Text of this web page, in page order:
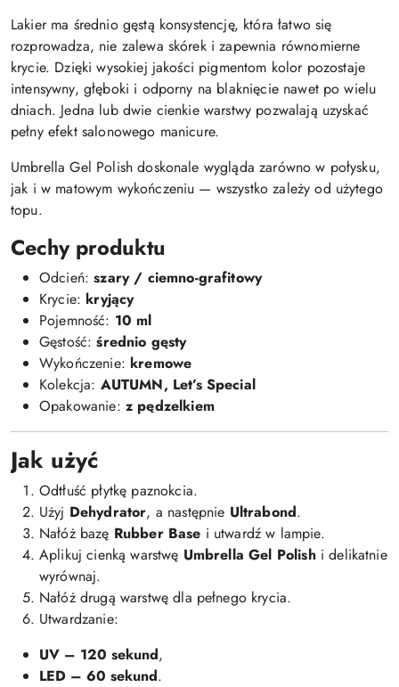
Lakier ma średnio gęstą konsystencję, która łatwo się
rozprowadza, nie zalewa skórek i zapewnia równomierne
krycie. Dzięki wysokiej jakości pigmentom kolor pozostaje
intensywny, głęboki i odporny na blaknięcie nawet po wielu
dniach. Jedna lub dwie cienkie warstwy pozwalają uzyskać
pełny efekt salonowego manicure.
Umbrella Gel Polish doskonale wygląda zarówno w połysku,
jak i w matowym wykończeniu — wszystko zależy od użytego
topu.
Cechy produktu
Odcień:szary / ciemno-grafitowy
Krycie: kryjący
Pojemność: 10 ml
Gęstość:średnio gęsty
Wykończenie: kremowe
Kolekcja: AUTUMN, Let’s Special
Opakowanie: z pędzelkiem
Jak użyć
Odtłuść płytkę paznokcia.
Użyj Dehydrator, a następnie Ultrabond.
Nałóż bazę Rubber Base i utwardź w lampie.
Aplikuj cienką warstwę Umbrella Gel Polishi delikatnie
wyrównaj.
Nałóż drugą warstwę dla pełnego krycia.
Utwardzanie:
UV – 120 sekund,
LED – 60 sekund.